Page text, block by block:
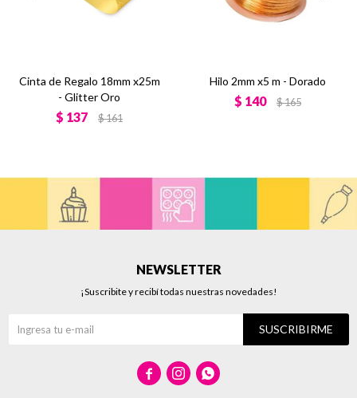
Cinta de Regalo 18mm x25m
- Glitter Oro
$ 137 $161
Hilo 2mm x5 m - Dorado
$ 140 $165
NEWSLETTER
¡Suscribite y recibí todas nuestras novedades!
SUSCRIBIRME
  